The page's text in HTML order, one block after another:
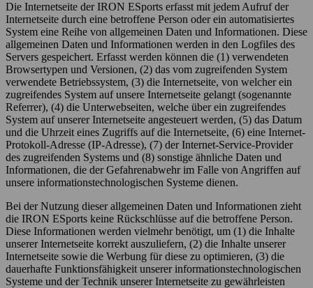
Die Internetseite der IRON ESports erfasst mit jedem Aufruf der
Internetseite durch eine betroffene Person oder ein automatisiertes
System eine Reihe von allgemeinen Daten und Informationen. Diese
allgemeinen Daten und Informationen werden in den Logfiles des
Servers gespeichert. Erfasst werden können die (1) verwendeten
Browsertypen und Versionen, (2) das vom zugreifenden System
verwendete Betriebssystem, (3) die Internetseite, von welcher ein
zugreifendes System auf unsere Internetseite gelangt (sogenannte
Referrer), (4) die Unterwebseiten, welche über ein zugreifendes
System auf unserer Internetseite angesteuert werden, (5) das Datum
und die Uhrzeit eines Zugriffs auf die Internetseite, (6) eine Internet-
Protokoll-Adresse (IP-Adresse), (7) der Internet-Service-Provider
des zugreifenden Systems und (8) sonstige ähnliche Daten und
Informationen, die der Gefahrenabwehr im Falle von Angriffen auf
unsere informationstechnologischen Systeme dienen.
Bei der Nutzung dieser allgemeinen Daten und Informationen zieht
die IRON ESports keine Rückschlüsse auf die betroffene Person.
Diese Informationen werden vielmehr benötigt, um (1) die Inhalte
unserer Internetseite korrekt auszuliefern, (2) die Inhalte unserer
Internetseite sowie die Werbung für diese zu optimieren, (3) die
dauerhafte Funktionsfähigkeit unserer informationstechnologischen
Systeme und der Technik unserer Internetseite zu gewährleisten